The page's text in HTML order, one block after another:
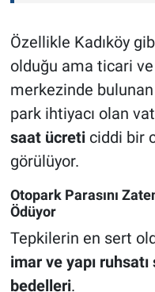
Özellikle Kadıköy
olduğu ama ticari
merkezinde
park ihtiyacı olan
saat ücreticiddi bir
görülüyor.
Otopark Parasını
Ödüyor
Tepkilerin en sert
imar ve yapı
bedelleri.